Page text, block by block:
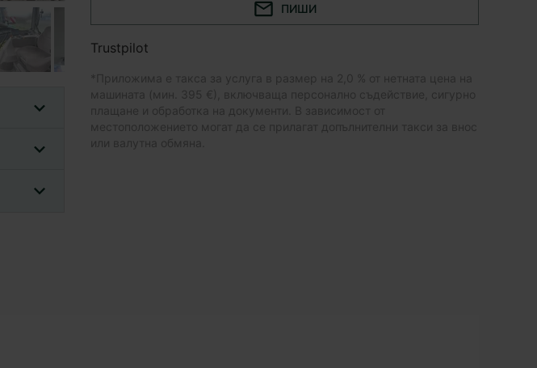
ПИШИ
Trustpilot
*
Приложима е такса за услуга в размер на 2,0 % от нетната цена на
машината (мин. 395 €), включваща персонално съдействие, сигурно
плащане и обработка на документи. В зависимост от
местоположението могат да се прилагат допълнителни такси за внос
или валутна обмяна.